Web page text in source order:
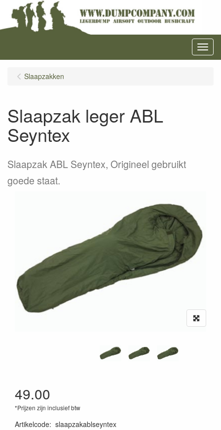
Menu
Slaapzakken
Slaapzak leger ABL
Seyntex
Slaapzak ABL Seyntex, Origineel gebruikt
goede staat.
49.00
*Prijzen zijn inclusief btw
Artikelcode: slaapzakablseyntex